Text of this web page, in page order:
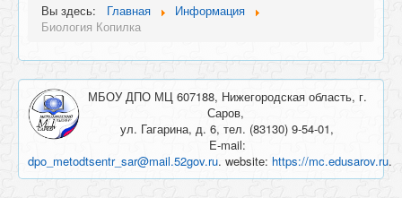
Вы здесь: Главная
Информация
Биология Копилка
МБОУ ДПО МЦ 607188, Нижегородская область, г.
Саров,
ул. Гагарина, д. 6, тел. (83130) 9-54-01,
E-mail:
dpo_metodtsentr_sar@mail.52gov.ru. website: https://mc.edusarov.ru.